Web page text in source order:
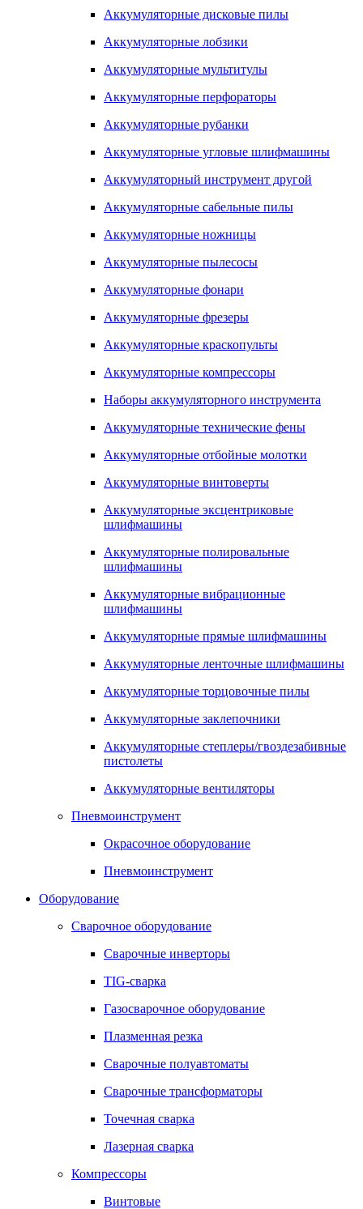
Аккумуляторные дисковые пилы
Аккумуляторные лобзики
Аккумуляторные мультитулы
Аккумуляторные перфораторы
Аккумуляторные рубанки
Аккумуляторные угловые шлифмашины
Аккумуляторный инструмент другой
Аккумуляторные сабельные пилы
Аккумуляторные ножницы
Аккумуляторные пылесосы
Аккумуляторные фонари
Аккумуляторные фрезеры
Аккумуляторные краскопульты
Аккумуляторные компрессоры
Наборы аккумуляторного инструмента
Аккумуляторные технические фены
Аккумуляторные отбойные молотки
Аккумуляторные винтоверты
Аккумуляторные эксцентриковые
шлифмашины
Аккумуляторные полировальные
шлифмашины
Аккумуляторные вибрационные
шлифмашины
Аккумуляторные прямые шлифмашины
Аккумуляторные ленточные шлифмашины
Аккумуляторные торцовочные пилы
Аккумуляторные заклепочники
Аккумуляторные степлеры/гвоздезабивные
пистолеты
Аккумуляторные вентиляторы
Пневмоинструмент
Окрасочное оборудование
Пневмоинструмент
Оборудование
Сварочное оборудование
Сварочные инверторы
TIG-сварка
Газосварочное оборудование
Плазменная резка
Сварочные полуавтоматы
Сварочные трансформаторы
Точечная сварка
Лазерная сварка
Компрессоры
Винтовые